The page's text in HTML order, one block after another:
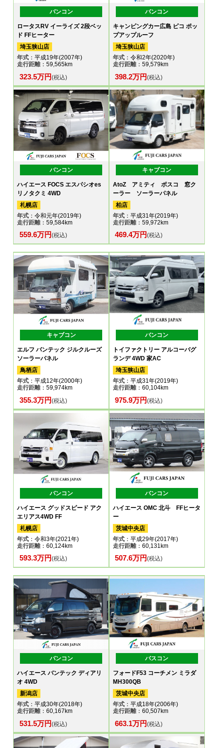
バンコン
ロータスRV イーライズ 2段ベッ
ド FFヒーター
埼玉狭山店
年式 ：平成19年(2007年)
走行距離：59,565km
323.5万円(税込)
バンコン
キャンピングカー広島 ピコ ポッ
プアップルーフ
埼玉狭山店
年式：令和2年(2020年)
走行距離：59,579km
398.2万円(税込)
バンコン
ハイエース FOCS エスパシオes
リノタクミ 4WD
札幌店
年式 ：令和元年(2019年)
走行距離：59,584km
559.6万円(税込)
キャブコン
AtoZ アミティ ボスコ 窓ク
ーラー ソーラーパネル
柏店
年式：平成31年(2019年)
走行距離：59,972km
469.4万円(税込)
キャブコン
エルフ バンテック ジルクルーズ
ソーラーパネル
鳥栖店
年式 ：平成12年(2000年)
走行距離：59,974km
355.3万円(税込)
バンコン
トイファクトリー アルコーバグ
ランデ 4WD 家AC
埼玉狭山店
年式：平成31年(2019年)
走行距離：60,104km
975.9万円(税込)
バンコン
ハイエース グッドスピード アク
エリアス4WD FF
札幌店
年式 ：令和3年(2021年)
走行距離：60,124km
593.3万円(税込)
バンコン
ハイエース OMC 北斗 FFヒータ
ー
茨城中央店
年式：平成29年(2017年)
走行距離：60,131km
507.6万円(税込)
バンコン
ハイエース バンテック ディアリ
オ 4WD
新潟店
年式 ：平成30年(2018年)
走行距離：60,167km
531.5万円(税込)
バスコン
フォードF53 コーチメン ミラダ
MH300QB
茨城中央店
年式：平成18年(2006年)
走行距離：60,507km
663.1万円(税込)